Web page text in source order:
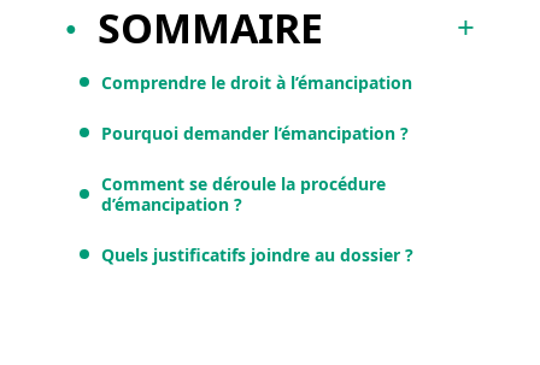
SOMMAIRE
Comprendre le droit à l’émancipation
Pourquoi demander l’émancipation ?
Comment se déroule la procédure
d’émancipation ?
Quels justificatifs joindre au dossier ?